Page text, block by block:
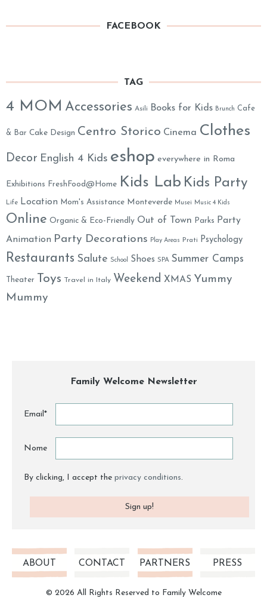
FACEBOOK
TAG
4 MOM Accessories Asili Books for Kids Brunch Cafe
& Bar Cake Design Centro Storico Cinema Clothes
Decor English 4 Kids eshop everywhere in Roma
Exhibitions FreshFood@Home Kids Lab Kids Party
Life Location Mom's Assistance Monteverde Musei Music 4 Kids
Online Organic & Eco-Friendly Out of Town Parks Party
Animation Party Decorations Play Areas Prati Psychology
Restaurants Salute School Shoes SPA Summer Camps
Theater Toys Travel in Italy Weekend XMAS Yummy
Mummy
Family Welcome Newsletter
Email*
Nome
By clicking, I accept the privacy conditions.
ABOUT CONTACT PARTNERS PRESS
© 2026 All Rights Reserved to Family Welcome